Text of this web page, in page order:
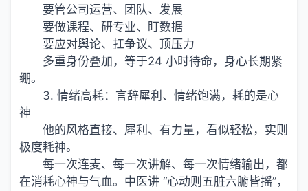
要管公司运营、团队、发展
要做课程、研专业、盯数据
要应对舆论、扛争议、顶压力
多重身份叠加，等于24 小时待命，身心长期紧
绷。
3. 情绪高耗：言辞犀利、情绪饱满，耗的是心
神
他的风格直接、犀利、有力量，看似轻松，实则
极度耗神。
每一次连麦、每一次讲解、每一次情绪输出，都
在消耗心神与气血。中医讲 “心动则五脏六腑皆摇”，